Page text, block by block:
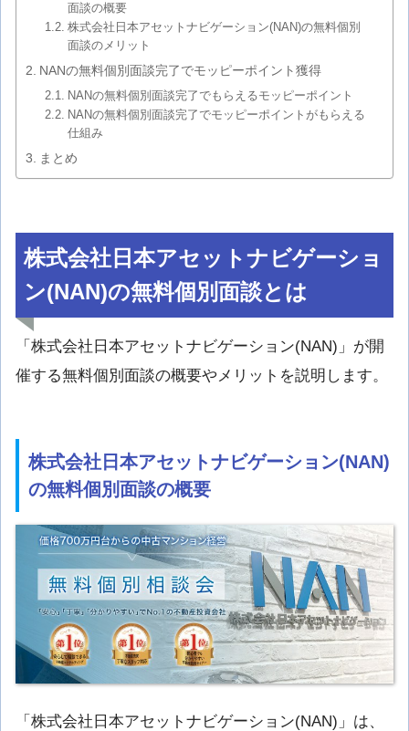
面談の概要
株式会社日本アセットナビゲーション(NAN)の無料個別
面談のメリット
NANの無料個別面談完了でモッピーポイント獲得
NANの無料個別面談完了でもらえるモッピーポイント
NANの無料個別面談完了でモッピーポイントがもらえる
仕組み
まとめ
株式会社日本アセットナビゲーショ
ン(NAN)の無料個別面談とは
「株式会社日本アセットナビゲーション(NAN)」が開
催する無料個別面談の概要やメリットを説明します。
株式会社日本アセットナビゲーション(NAN)
の無料個別面談の概要
「株式会社日本アセットナビゲーション(NAN)」は、